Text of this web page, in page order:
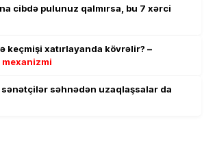
cibdə pulunuz qalmırsa, bu 7 xərci
keçmişi xatırlayanda kövrəlir? –
sənətçilər səhnədən uzaqlaşsalar da